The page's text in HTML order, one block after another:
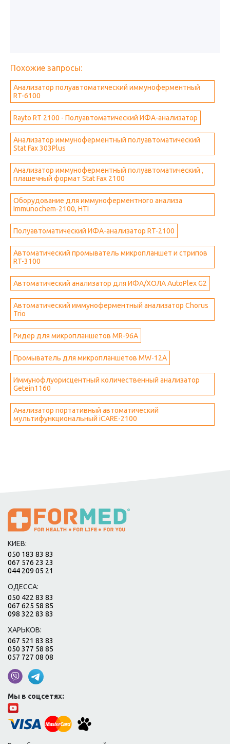
Похожие запросы:
Анализатор полуавтоматический иммуноферментный
RT-6100
Rayto RT 2100 - Полуавтоматический ИФА-анализатор
Анализатор иммуноферментный полуавтоматический
Stat Fax 303Plus
Анализатор иммуноферментный полуавтоматический ,
плашечный формат Stat Fax 2100
Оборудование для иммуноферментного анализа
Immunochem-2100, HTI
Полуавтоматический ИФА-анализатор RT-2100
Автоматический промыватель микропланшет и стрипов
RT-3100
Автоматический анализатор для ИФА/ХОЛА AutoPlex G2
Автоматический иммуноферментный анализатор Chorus
Trio
Ридер для микропланшетов MR-96A
Промыватель для микропланшетов MW-12A
Иммунофлуорисцентный количественный анализатор
Getein1160
Анализатор портативный автоматический
мультифункциональный iCARE-2100
КИЕВ:
050 183 83 83
067 576 23 23
044 209 05 21
ОДЕССА:
050 422 83 83
067 625 58 85
098 322 83 83
ХАРЬКОВ:
067 521 83 83
050 377 58 85
057 727 08 08
Мы в соцсетях: